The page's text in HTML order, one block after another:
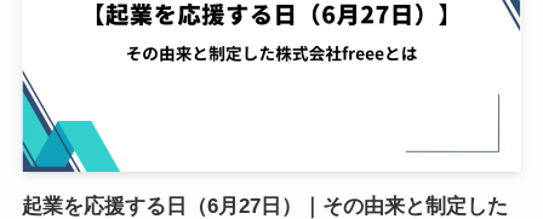
起業を応援する日（6月27日）｜その由来と制定した